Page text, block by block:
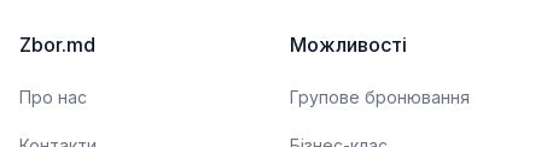
Zbor.md
Про нас
Можливості
Групове бронювання